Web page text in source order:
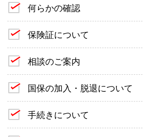
何らかの確認
保険証について
相談のご案内
国保の加入・脱退について
手続きについて